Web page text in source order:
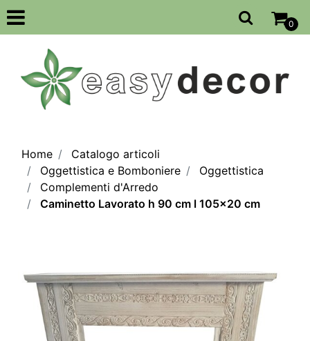
Open
0
Home
Catalogo articoli
Oggettistica e Bomboniere
Oggettistica
Complementi d'Arredo
Caminetto Lavorato h 90 cm l 105x20 cm